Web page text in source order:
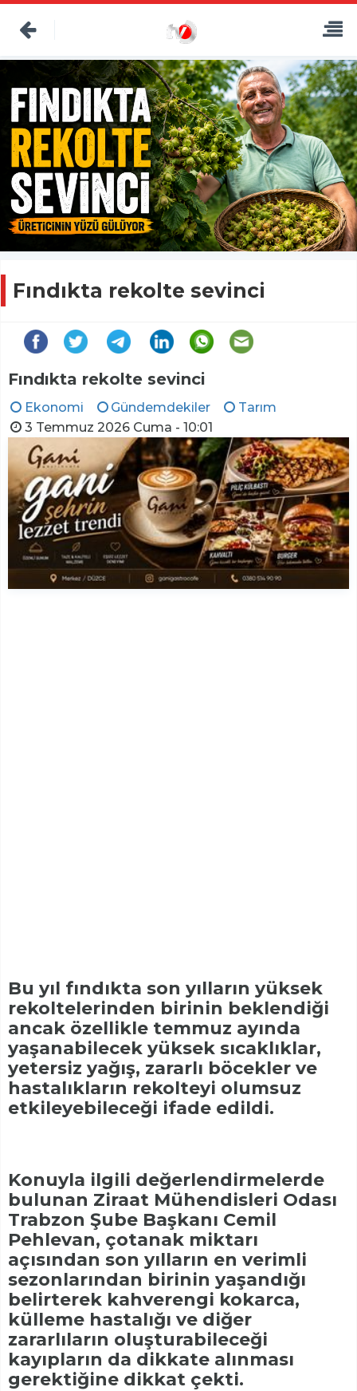
Fındıkta rekolte sevinci
Fındıkta rekolte sevinci
Ekonomi Gündemdekiler
Tarım
3 Temmuz 2026 Cuma - 10:01
Bu yıl fındıkta son yılların yüksek
rekoltelerinden birinin beklendiği
ancak özellikle temmuz ayında
yaşanabilecek yüksek sıcaklıklar,
yetersiz yağış, zararlı böcekler ve
hastalıkların rekolteyi olumsuz
etkileyebileceği ifade edildi.
Konuyla ilgili değerlendirmelerde
bulunan Ziraat Mühendisleri Odası
Trabzon Şube Başkanı Cemil
Pehlevan, çotanak miktarı
açısından son yılların en verimli
sezonlarından birinin yaşandığı
belirterek kahverengi kokarca,
külleme hastalığı ve diğer
zararlıların oluşturabileceği
kayıpların da dikkate alınması
gerektiğine dikkat çekti.